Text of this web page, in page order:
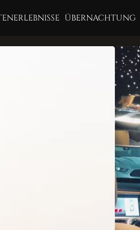
ÜBERNACHTUNG